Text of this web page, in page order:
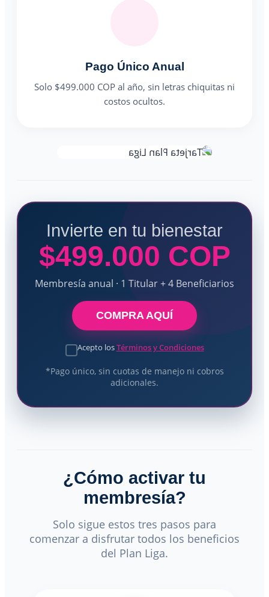
Pago Único Anual
Solo $499.000 COP al año, sin letras chiquitas ni
costos ocultos.
Invierte en tu bienestar
$499.000 COP
Membresía anual · 1 Titular + 4 Beneficiarios
COMPRA AQUÍ
Acepto losTérminos y Condiciones
*Pago único, sin cuotas de manejo ni cobros
adicionales.
¿Cómo activar tu
membresía?
Solo sigue estos tres pasos para
comenzar a disfrutar todos los beneficios
del Plan Liga.